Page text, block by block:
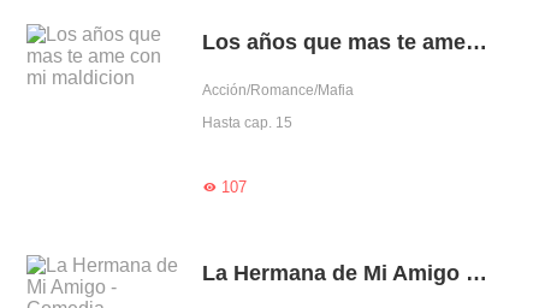
Los años que mas te ame con mi maldicion
Acción/Romance/Mafia
Hasta cap. 15
107
La Hermana de Mi Amigo - Comedia Romantica